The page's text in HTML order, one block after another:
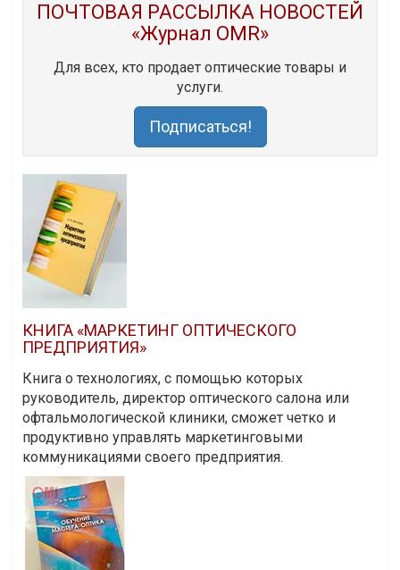
ПОЧТОВАЯ РАССЫЛКА НОВОСТЕЙ
«Журнал OMR»
Для всех, кто продает оптические товары и
услуги.
Подписаться!
КНИГА «МАРКЕТИНГ ОПТИЧЕСКОГО
ПРЕДПРИЯТИЯ»
Книга о технологиях, с помощью которых
руководитель, директор оптического салона или
офтальмологической клиники, сможет четко и
продуктивно управлять маркетинговыми
коммуникациями своего предприятия.